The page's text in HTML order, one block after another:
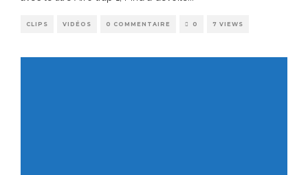
CLIPS VIDÉOS 0 COMMENTAIRE 0 7 VIEWS